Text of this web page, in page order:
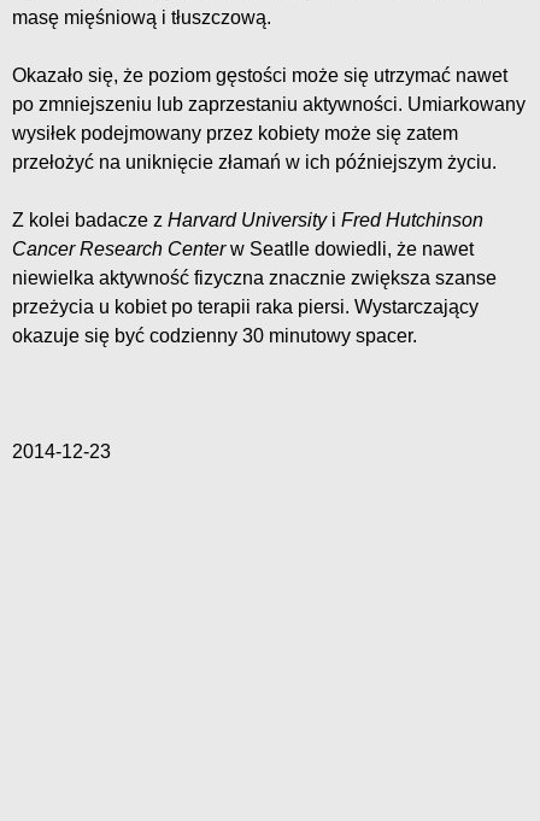
masę mięśniową i tłuszczową.
Okazało się, że poziom gęstości może się utrzymać nawet
po zmniejszeniu lub zaprzestaniu aktywności. Umiarkowany
wysiłek podejmowany przez kobiety może się zatem
przełożyć na uniknięcie złamań w ich późniejszym życiu.
Z kolei badacze z Harvard Universityi Fred Hutchinson
Cancer Research Centerw Seatlle dowiedli, że nawet
niewielka aktywność fizyczna znacznie zwiększa szanse
przeżycia u kobiet po terapii raka piersi. Wystarczający
okazuje się być codzienny 30 minutowy spacer.
2014-12-23